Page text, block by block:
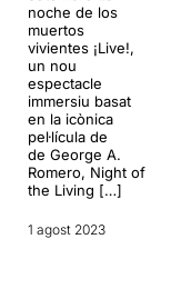
noche de los
muertos
vivientes ¡Live!,
un nou
espectacle
immersiu basat
en la icònica
pel·lícula de
de George A.
Romero, Night of
the Living […]
1 agost 2023